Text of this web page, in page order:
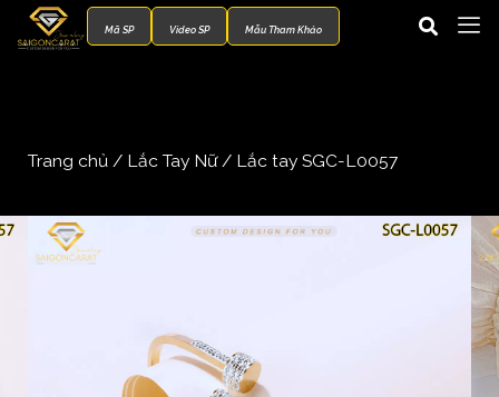
Mã SP Video SP Mẫu Tham Khảo
Trang chủ / Lắc Tay Nữ/ Lắc tay SGC-L0057